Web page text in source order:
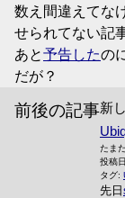
数え間違えてな
せられてない記
あと予告したの
だが？
前後の記事新
たま
投稿
タグ:
先日